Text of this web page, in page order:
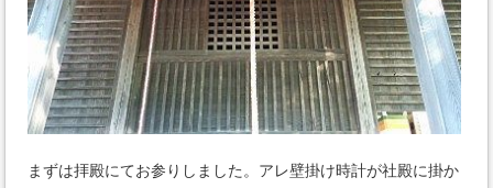
まずは拝殿にてお参りしました。アレ壁掛け時計が社殿に掛か